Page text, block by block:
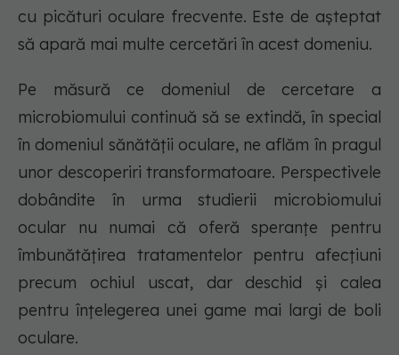
cu picături oculare frecvente. Este de așteptat
să apară mai multe cercetări în acest domeniu.
Pe măsură ce domeniul de cercetare a
microbiomului continuă să se extindă, în special
în domeniul sănătății oculare, ne aflăm în pragul
unor descoperiri transformatoare. Perspectivele
dobândite în urma studierii microbiomului
ocular nu numai că oferă speranțe pentru
îmbunătățirea tratamentelor pentru afecțiuni
precum ochiul uscat, dar deschid și calea
pentru înțelegerea unei game mai largi de boli
oculare.